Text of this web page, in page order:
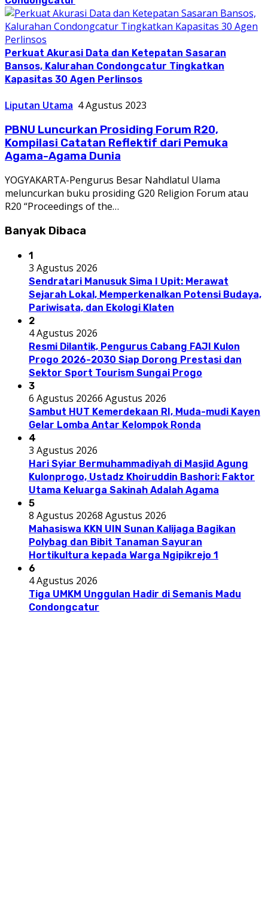
Perkuat Akurasi Data dan Ketepatan Sasaran
Bansos, Kalurahan Condongcatur Tingkatkan
Kapasitas 30 Agen Perlinsos
Liputan Utama 4 Agustus 2023
PBNU Luncurkan Prosiding Forum R20,
Kompilasi Catatan Reflektif dari Pemuka
Agama-Agama Dunia
YOGYAKARTA-Pengurus Besar Nahdlatul Ulama
meluncurkan buku prosiding G20 Religion Forum atau
R20 “Proceedings of the…
Banyak Dibaca
1
3 Agustus 2026
Sendratari Manusuk Sima I Upit: Merawat
Sejarah Lokal, Memperkenalkan Potensi Budaya,
Pariwisata, dan Ekologi Klaten
2
4 Agustus 2026
Resmi Dilantik, Pengurus Cabang FAJI Kulon
Progo 2026-2030 Siap Dorong Prestasi dan
Sektor Sport Tourism Sungai Progo
3
6 Agustus 20266 Agustus 2026
Sambut HUT Kemerdekaan RI, Muda-mudi Kayen
Gelar Lomba Antar Kelompok Ronda
4
3 Agustus 2026
Hari Syiar Bermuhammadiyah di Masjid Agung
Kulonprogo, Ustadz Khoiruddin Bashori: Faktor
Utama Keluarga Sakinah Adalah Agama
5
8 Agustus 20268 Agustus 2026
Mahasiswa KKN UIN Sunan Kalijaga Bagikan
Polybag dan Bibit Tanaman Sayuran
Hortikultura kepada Warga Ngipikrejo 1
6
4 Agustus 2026
Tiga UMKM Unggulan Hadir di Semanis Madu
Condongcatur